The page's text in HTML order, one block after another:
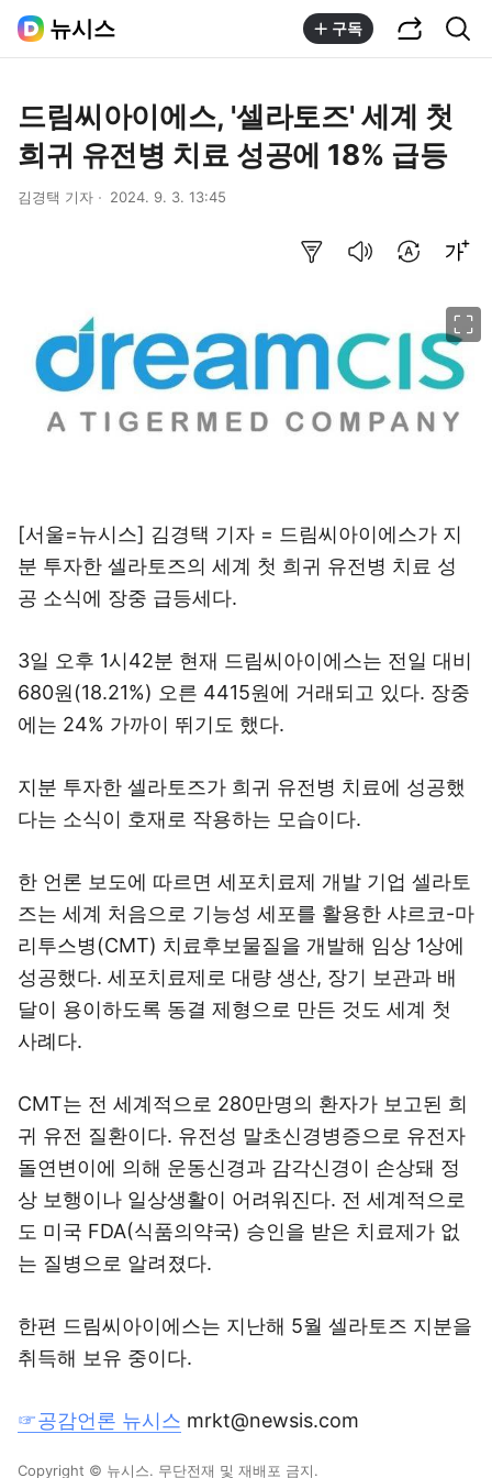
뉴시스 구독
드림씨아이에스, '셀라토즈' 세계 첫
희귀 유전병 치료 성공에 18% 급등
김경택 기자 2024. 9. 3. 13:45
[서울=뉴시스] 김경택 기자 = 드림씨아이에스가 지
분 투자한 셀라토즈의 세계 첫 희귀 유전병 치료 성
공 소식에 장중 급등세다.
3일 오후 1시42분 현재 드림씨아이에스는 전일 대비
680원(18.21%) 오른 4415원에 거래되고 있다. 장중
에는 24% 가까이 뛰기도 했다.
지분 투자한 셀라토즈가 희귀 유전병 치료에 성공했
다는 소식이 호재로 작용하는 모습이다.
한 언론 보도에 따르면 세포치료제 개발 기업 셀라토
즈는 세계 처음으로 기능성 세포를 활용한 샤르코-마
리투스병(CMT) 치료후보물질을 개발해 임상 1상에
성공했다. 세포치료제로 대량 생산, 장기 보관과 배
달이 용이하도록 동결 제형으로 만든 것도 세계 첫
사례다.
CMT는 전 세계적으로 280만명의 환자가 보고된 희
귀 유전 질환이다. 유전성 말초신경병증으로 유전자
돌연변이에 의해 운동신경과 감각신경이 손상돼 정
상 보행이나 일상생활이 어려워진다. 전 세계적으로
도 미국 FDA(식품의약국) 승인을 받은 치료제가 없
는 질병으로 알려졌다.
한편 드림씨아이에스는 지난해 5월 셀라토즈 지분을
취득해 보유 중이다.
☞공감언론 뉴시스 mrkt@newsis.com
Copyright © 뉴시스. 무단전재 및 재배포 금지.